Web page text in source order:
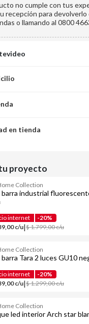
no cumple con tus
recepción para
o llamando al 0800
en tienda
proyecto
Collection
industrial
internet
-20%
c/u|$ 1.799,00 c/u
Collection
Tara 2 luces GU10
internet
-20%
c/u|$ 1.299,00 c/u
Collection
led interior Arch star